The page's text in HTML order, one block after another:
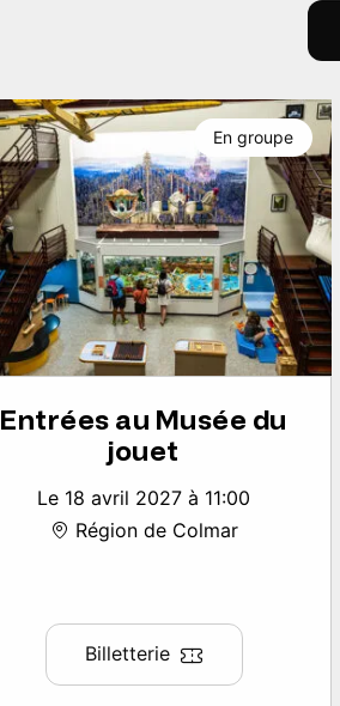
Entrées au Musée du
jouet
Le 18 avril 2027 à 11:00
Région de Colmar
Billetterie
En groupe